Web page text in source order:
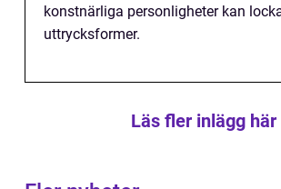
konstnärliga personligheter kan
uttrycksformer.
Läs fler inlägg här